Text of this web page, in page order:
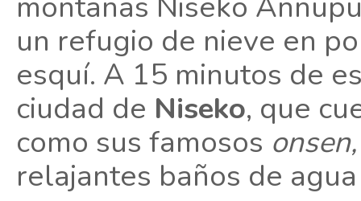
un refugio de nieve en
esquí. A 15 minutos de
ciudad de Niseko, que
como sus famosos onsen,
relajantes baños de